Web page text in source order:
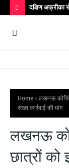
O
दक्षिण अफ्रीका
Home
लखनऊ कोचिंग
सख्त कार्रवाई की मांग
लखनऊ
छात्रों को